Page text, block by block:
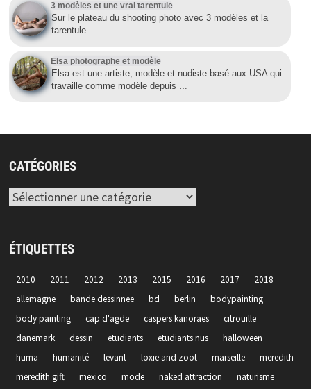
3 modèles et une vrai tarentule
Sur le plateau du shooting photo avec 3 modèles et la
tarentule…
Elsa photographe et modèle
Elsa est une artiste, modèle et nudiste basé aux USA qui
travaille comme modèle depuis …
CATÉGORIES
Catégories
ÉTIQUETTES
2010 2011 2012 2013 2015 2016 2017
2018
allemagne
bande dessinnee bd berlin
bodypainting
body painting
cap d'agde caspers kanoraes
citrouille
danemark
dessin etudiants etudiants nus
halloween
huma
humanité levant loxie and zoot marseille
meredith
meredith gift
mexico mode naked attraction
naturisme